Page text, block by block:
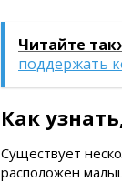
Читайте
поддержать
Как
Существует
расположен